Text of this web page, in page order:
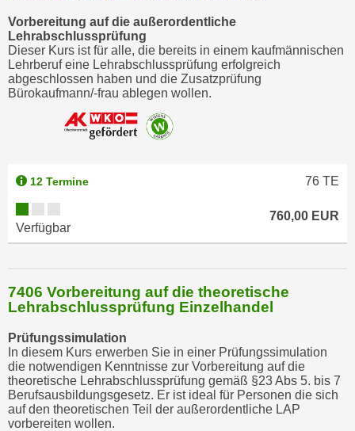
Vorbereitung auf die außerordentliche
Lehrabschlussprüfung
Dieser Kurs ist für alle, die bereits in einem kaufmännischen
Lehrberuf eine Lehrabschlussprüfung erfolgreich
abgeschlossen haben und die Zusatzprüfung
Bürokaufmann/-frau ablegen wollen.
12 Termine 76 TE
Verfügbar
760,00 EUR
7406 Vorbereitung auf die theoretische
Lehrabschlussprüfung Einzelhandel
Prüfungssimulation
In diesem Kurs erwerben Sie in einer Prüfungssimulation
die notwendigen Kenntnisse zur Vorbereitung auf die
theoretische Lehrabschlussprüfung gemäß §23 Abs 5. bis 7
Berufsausbildungsgesetz. Er ist ideal für Personen die sich
auf den theoretischen Teil der außerordentliche LAP
vorbereiten wollen.